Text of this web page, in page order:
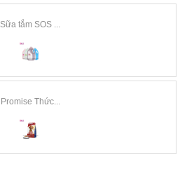
Sữa tắm SOS ...
Promise Thức...